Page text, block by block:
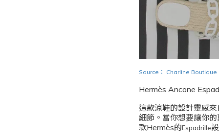
Source ： Charline Boutique
Hermès Ancone
這款涼鞋的設計靈感
細節。當你想要讓你
款Hermès的Espadrille